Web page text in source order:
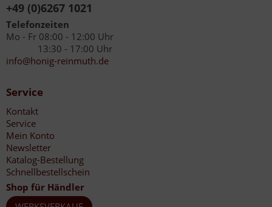
+49 (0)6267 1021
Telefonzeiten
Mo - Fr 08:00 - 12:00 Uhr
13:30 - 17:00 Uhr
info@honig-reinmuth.de
Service
Kontakt
Service
Mein Konto
Newsletter
Katalog-Bestellung
Schnellbestellschein
Shop für Händler